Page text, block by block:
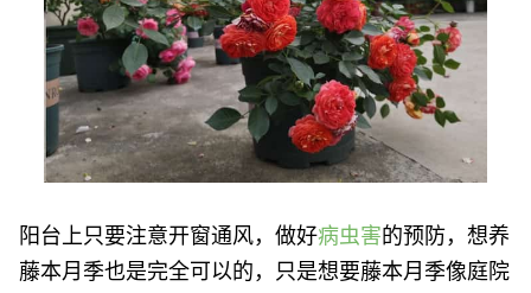
阳台上只要注意开窗通风，做好病虫害的预防，想养
藤本月季也是完全可以的，只是想要藤本月季像庭院